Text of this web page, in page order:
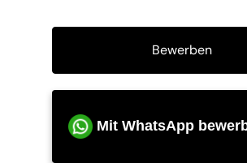
Bewerben
Mit WhatsApp